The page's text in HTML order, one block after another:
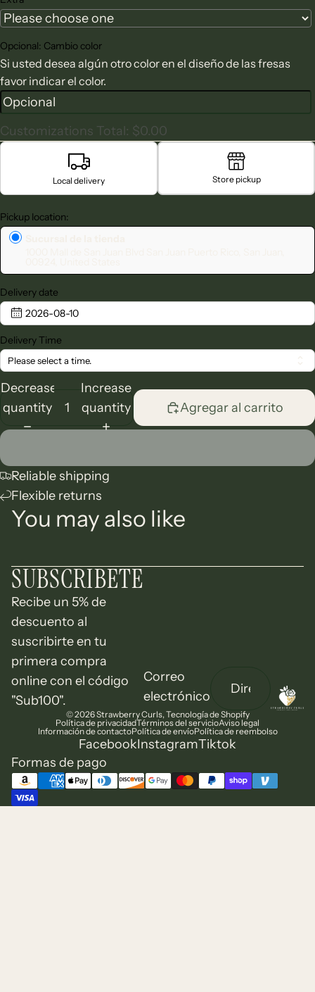
Opcional: Cambio color
Si usted desea algún otro color en el diseño de las fresas
favor indicar el color.
Customizations Total: $0.00
Local delivery Store pickup
Pickup location:
Delivery date
2026-08-10
Delivery Time
Please select a time.
Decrease
quantity
Increase
quantity
Agregar al carrito
Reliable shipping
Flexible returns
You may also like
SUBSCRIBETE
Recibe un 5% de
descuento al
suscribirte en tu
primera compra
online con el código
"Sub100".
Correo
electrónico
© 2026Strawberry Curls, Tecnología de Shopify
Política de privacidadTérminos del servicioAviso legal
Información de contactoPolítica de envíoPolítica de reembolso
FacebookInstagramTiktok
Formas de pago